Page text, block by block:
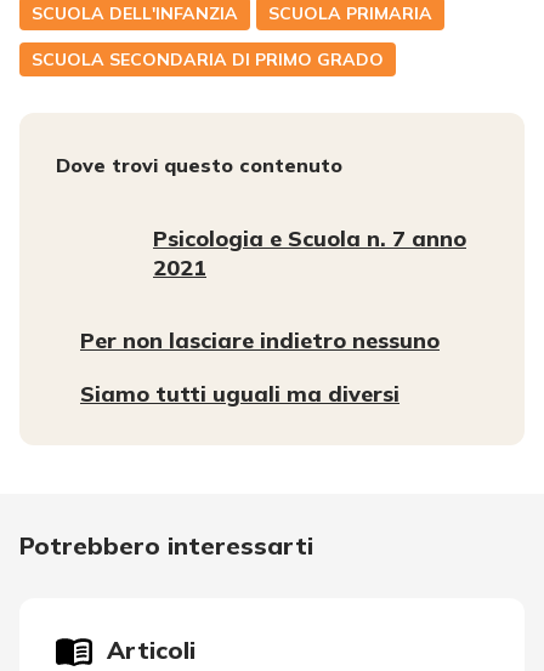
SCUOLA DELL'INFANZIA SCUOLA PRIMARIA
SCUOLA SECONDARIA DI PRIMO GRADO
Dove trovi questo contenuto
Psicologia e Scuola n. 7 anno
2021
Per non lasciare indietro nessuno
Siamo tutti uguali ma diversi
Potrebbero interessarti
Articoli